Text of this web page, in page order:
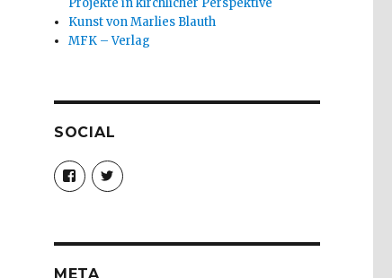
Projekte in kirchlicher Perspektive
Kunst von Marlies Blauth
MFK – Verlag
SOCIAL
Profil
von
christoph.fleischer1
anzeigen
Profil
von
anzeigen
META